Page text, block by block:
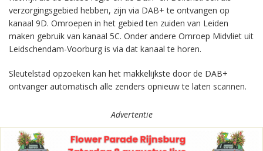
verzorgingsgebied hebben, zijn via DAB+ te ontvangen op
kanaal 9D. Omroepen in het gebied ten zuiden van Leiden
maken gebruik van kanaal 5C. Onder andere Omroep Midvliet uit
Leidschendam-Voorburg is via dat kanaal te horen.
Sleutelstad opzoeken kan het makkelijkste door de DAB+
ontvanger automatisch alle zenders opnieuw te laten scannen.
Advertentie